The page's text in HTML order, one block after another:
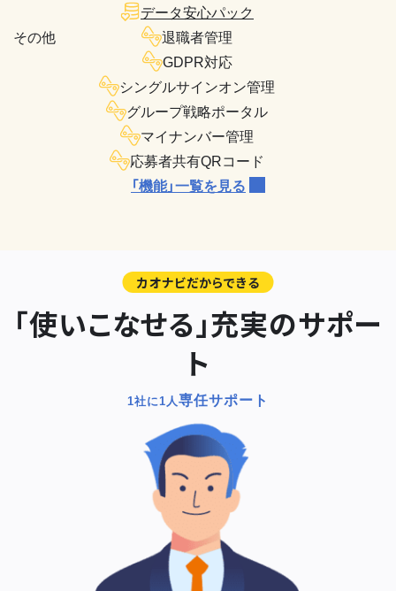
その他
データ安心パック
退職者管理
GDPR対応
シングルサインオン管理
グループ戦略ポータル
マイナンバー管理
応募者共有QRコード
「機能」一覧を見る
カオナビだからできる
「使いこなせる」充実のサポー
ト
1社に1人専任サポート